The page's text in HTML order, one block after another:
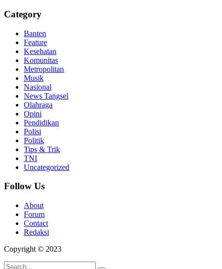
Category
Banten
Feature
Kesehatan
Komunitas
Metropolitan
Musik
Nasional
News Tangsel
Olahraga
Opini
Pendidikan
Polisi
Politik
Tips & Trik
TNI
Uncategorized
Follow Us
About
Forum
Contact
Redaksi
Copyright © 2023